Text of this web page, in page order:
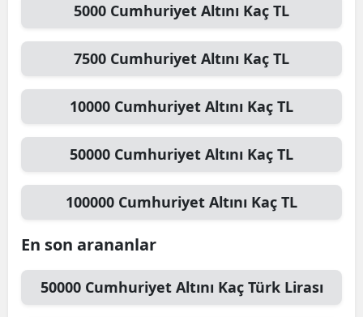
5000 Cumhuriyet Altını Kaç TL
7500 Cumhuriyet Altını Kaç TL
10000 Cumhuriyet Altını Kaç TL
50000 Cumhuriyet Altını Kaç TL
100000 Cumhuriyet Altını Kaç TL
En son arananlar
50000 Cumhuriyet Altını Kaç Türk Lirası